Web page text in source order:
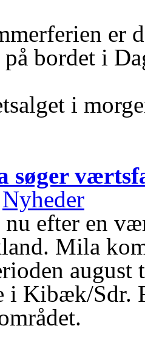
er
på bordet i
i
søger
Nyheder
nu efter en
Mila
august
i Kibæk/Sdr.